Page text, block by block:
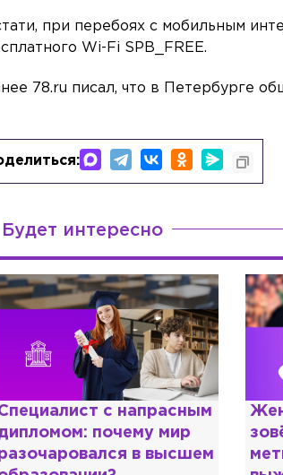
при перебоях с мобильным
Wi-Fi SPB_FREE.
78.ru писал, что в Петербурге
Будет интересно
с напрасным
почему мир
в высшем